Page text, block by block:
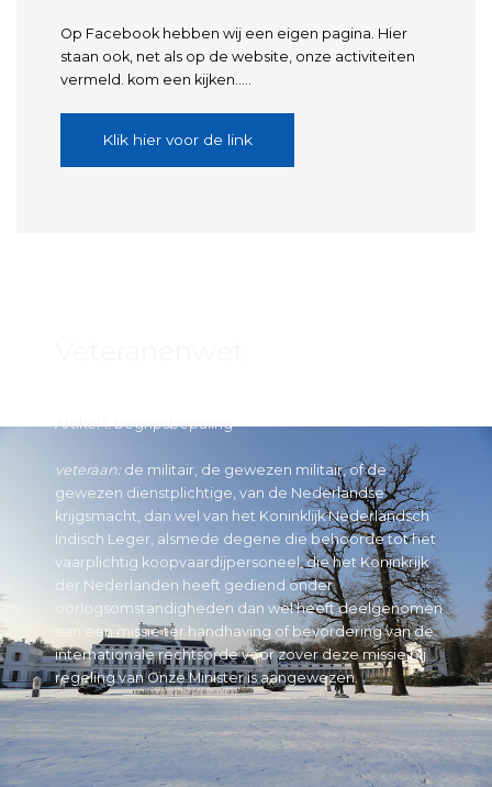
Op Facebook hebben wij een eigen pagina. Hier
staan ook, net als op de website, onze activiteiten
vermeld. kom een kijken…..
Klik hier voor de link
Artikel 1: begripsbepaling
veteraan:de militair, de gewezen militair, of de
gewezen dienstplichtige, van de Nederlandse
krijgsmacht, dan wel van het Koninklijk Nederlandsch
Indisch Leger, alsmede degene die behoorde tot het
vaarplichtig koopvaardijpersoneel, die het Koninkrijk
der Nederlanden heeft gediend onder
oorlogsomstandigheden dan wel heeft deelgenomen
aan een missie ter handhaving of bevordering van de
internationale rechtsorde voor zover deze missie bij
regeling van Onze Minister is aangewezen.